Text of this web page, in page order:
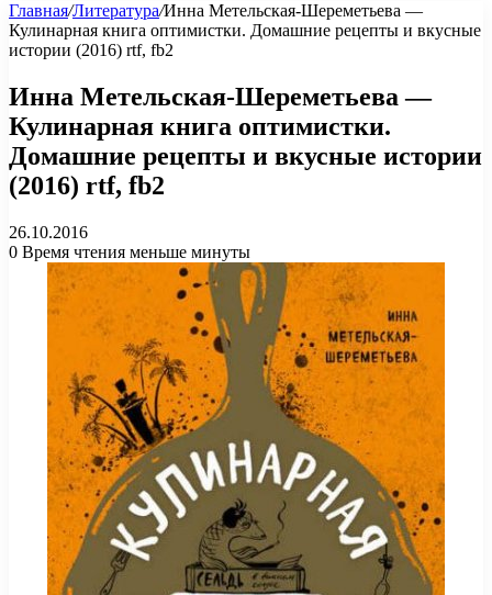
Главная/Литература/Инна Метельская-Шереметьева —
Кулинарная книга оптимистки. Домашние рецепты и вкусные
истории (2016) rtf, fb2
Инна Метельская-Шереметьева —
Кулинарная книга оптимистки.
Домашние рецепты и вкусные истории
(2016) rtf, fb2
26.10.2016
0 Время чтения меньше минуты